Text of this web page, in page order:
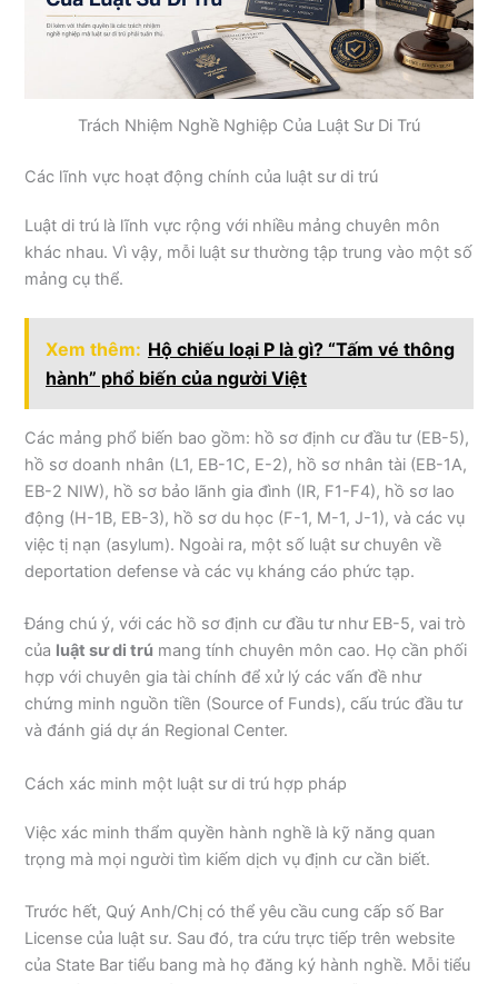
Trách Nhiệm Nghề Nghiệp Của Luật Sư Di Trú
Các lĩnh vực hoạt động chính của luật sư di trú
Luật di trú là lĩnh vực rộng với nhiều mảng chuyên môn
khác nhau. Vì vậy, mỗi luật sư thường tập trung vào một số
mảng cụ thể.
Xem thêm: Hộ chiếu loại P là gì? “Tấm vé thông
hành” phổ biến của người Việt
Các mảng phổ biến bao gồm: hồ sơ định cư đầu tư (EB-5),
hồ sơ doanh nhân (L1, EB-1C, E-2), hồ sơ nhân tài (EB-1A,
EB-2 NIW), hồ sơ bảo lãnh gia đình (IR, F1-F4), hồ sơ lao
động (H-1B, EB-3), hồ sơ du học (F-1, M-1, J-1), và các vụ
việc tị nạn (asylum). Ngoài ra, một số luật sư chuyên về
deportation defense và các vụ kháng cáo phức tạp.
Đáng chú ý, với các hồ sơ định cư đầu tư như EB-5, vai trò
của luật sư di trú mang tính chuyên môn cao. Họ cần phối
hợp với chuyên gia tài chính để xử lý các vấn đề như
chứng minh nguồn tiền (Source of Funds), cấu trúc đầu tư
và đánh giá dự án Regional Center.
Cách xác minh một luật sư di trú hợp pháp
Việc xác minh thẩm quyền hành nghề là kỹ năng quan
trọng mà mọi người tìm kiếm dịch vụ định cư cần biết.
Trước hết, Quý Anh/Chị có thể yêu cầu cung cấp số Bar
License của luật sư. Sau đó, tra cứu trực tiếp trên website
của State Bar tiểu bang mà họ đăng ký hành nghề. Mỗi tiểu